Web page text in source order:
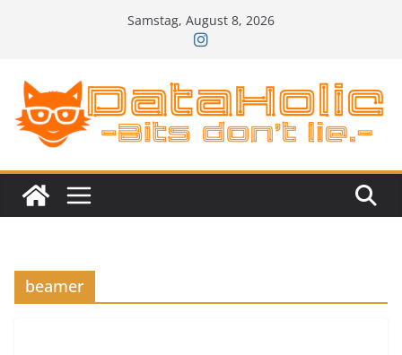
Samstag, August 8, 2026
beamer